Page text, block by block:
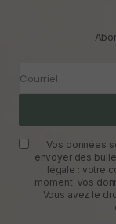
Courriel
Vos données
envoyer des
légale : votre
moment. Vos
Vous avez le